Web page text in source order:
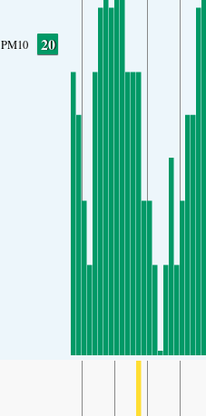
PM10 20